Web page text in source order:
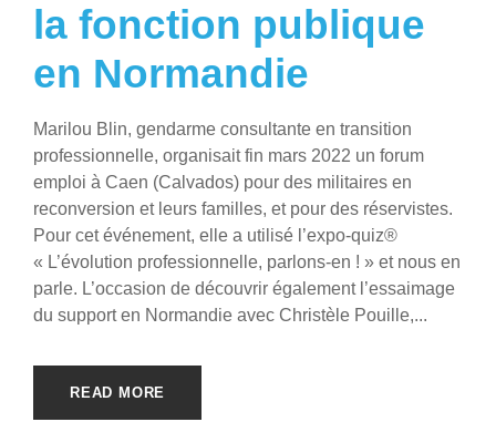
la fonction publique
en Normandie
Marilou Blin, gendarme consultante en transition
professionnelle, organisait fin mars 2022 un forum
emploi à Caen (Calvados) pour des militaires en
reconversion et leurs familles, et pour des réservistes.
Pour cet événement, elle a utilisé l’expo-quiz®
« L’évolution professionnelle, parlons-en ! » et nous en
parle. L’occasion de découvrir également l’essaimage
du support en Normandie avec Christèle Pouille,...
READ MORE